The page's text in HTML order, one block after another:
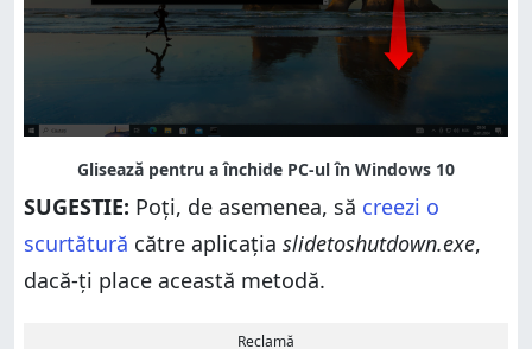
SUGESTIE: Poți, de asemenea, să creezi o
scurtătură către aplicația slidetoshutdown.exe,
dacă-ți place această metodă.
Reclamă